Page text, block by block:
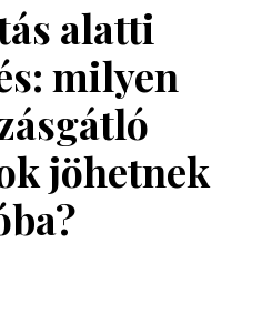
alatti
milyen
jöhetnek